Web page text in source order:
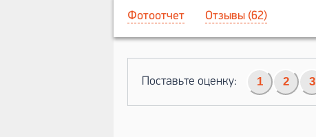
Фотоотчет Отзывы (62)
Поставьте оценку: 1 2 3